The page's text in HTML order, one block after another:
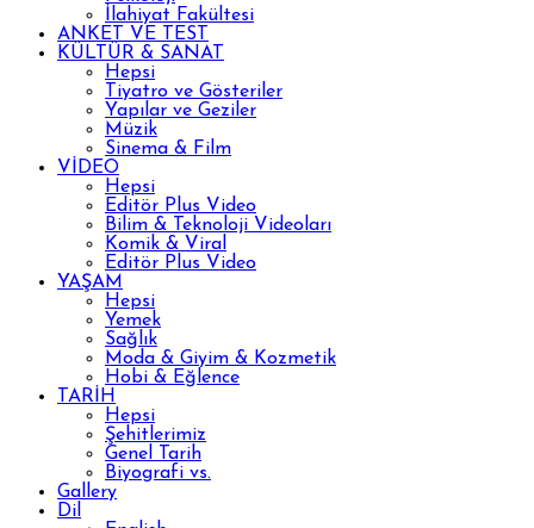
İlahiyat Fakültesi
ANKET VE TEST
KÜLTÜR & SANAT
Hepsi
Tiyatro ve Gösteriler
Yapılar ve Geziler
Müzik
Sinema & Film
VİDEO
Hepsi
Editör Plus Video
Bilim & Teknoloji Videoları
Komik & Viral
Editör Plus Video
YAŞAM
Hepsi
Yemek
Sağlık
Moda & Giyim & Kozmetik
Hobi & Eğlence
TARİH
Hepsi
Şehitlerimiz
Genel Tarih
Biyografi vs.
Gallery
Dil